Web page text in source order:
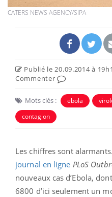
CATERS NEWS AGENCY/SIPA
Publié le 20.09.2014 à
Commenter
Mots clés : ebola
contagion
Les chiffres sont
journal en ligne PLoS
nouveaux cas d’Ebola,
6800 d’ici seulement un